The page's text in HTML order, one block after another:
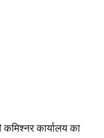
कार्यालय का